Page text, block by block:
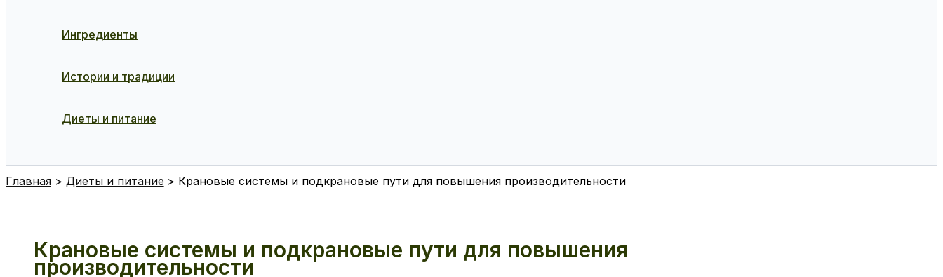
Ингредиенты
Истории и традиции
Диеты и питание
Главная Диеты и питание Крановые системы и подкрановые пути для повышения производительности
Крановые системы и подкрановые пути для повышения
производительности